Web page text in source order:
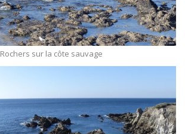
Rochers sur la côte sauvage